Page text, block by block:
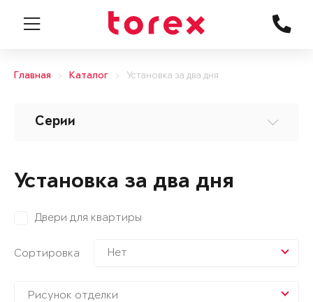
Главная Каталог Установка за два дня
Серии
Установка за два дня
Двери для квартиры
Сортировка Нет
Рисунок отделки